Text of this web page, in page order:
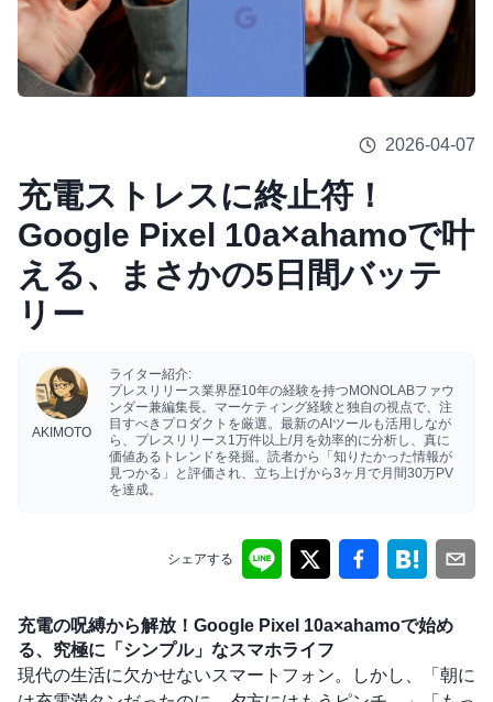
2026-04-07
充電ストレスに終止符！
Google Pixel 10a×ahamoで叶
える、まさかの5日間バッテ
リー
AKIMOTO
ライター紹介:
プレスリリース業界歴10年の経験を持つMONOLABファウ
ンダー兼編集長。マーケティング経験と独自の視点で、注
目すべきプロダクトを厳選。最新のAIツールも活用しなが
ら、プレスリリース1万件以上/月を効率的に分析し、真に
価値あるトレンドを発掘。読者から「知りたかった情報が
見つかる」と評価され、立ち上げから3ヶ月で月間30万PV
を達成。
シェアする
充電の呪縛から解放！Google Pixel 10a×ahamoで始め
る、究極に「シンプル」なスマホライフ
現代の生活に欠かせないスマートフォン。しかし、「朝に